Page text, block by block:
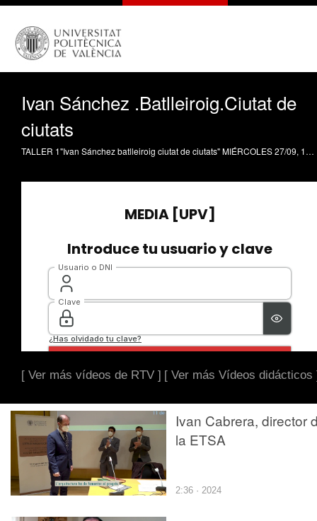
Ivan Sánchez .Batlleiroig.Ciutat de
ciutats
TALLER 1"Ivan Sánchez batlleiroig ciutat de ciutats" MIÉRCOLES 27/09, 18:30h. SALA DE PROYECCIONES ETSA.
[ Ver más vídeos de RTV ] [ Ver más Vídeos didácticos
Ivan Cabrera, director
la ETSA
2:36 · 2024